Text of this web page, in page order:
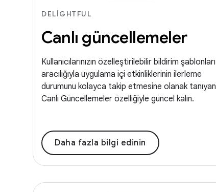
DELIGHTFUL
Canlı güncellemeler
Kullanıcılarınızın özelleştirilebilir bildirim şablonları
aracılığıyla uygulama içi etkinliklerinin ilerleme
durumunu kolayca takip etmesine olanak tanıyan
Canlı Güncellemeler özelliğiyle güncel kalın.
Daha fazla bilgi edinin